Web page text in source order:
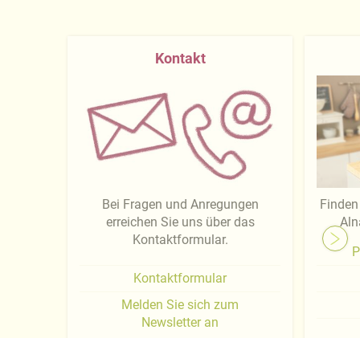
Kontakt
Bei Fragen und Anregungen
erreichen Sie uns über das
Kontaktformular.
Kontaktformular
Melden Sie sich zum
Newsletter an